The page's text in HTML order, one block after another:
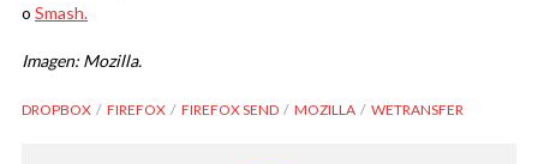
o Smash.
Imagen: Mozilla.
DROPBOX FIREFOX FIREFOX SEND MOZILLA WETRANSFER